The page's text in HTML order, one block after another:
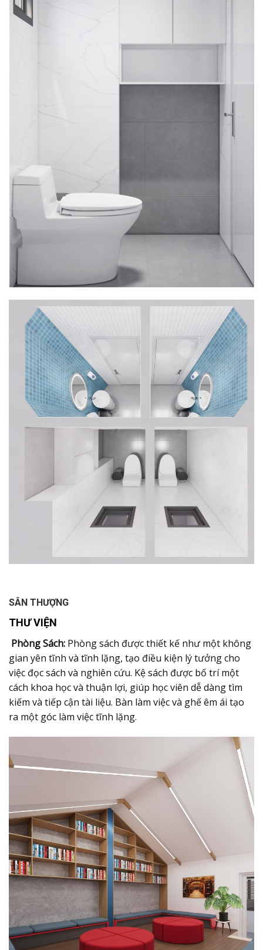
SÂN THƯỢNG
THƯ VIỆN
Phòng Sách: Phòng sách được thiết kế như một không
gian yên tĩnh và tĩnh lặng, tạo điều kiện lý tưởng cho
việc đọc sách và nghiên cứu. Kệ sách được bố trí một
cách khoa học và thuận lợi, giúp học viên dễ dàng tìm
kiếm và tiếp cận tài liệu. Bàn làm việc và ghế êm ái tạo
ra một góc làm việc tĩnh lặng.